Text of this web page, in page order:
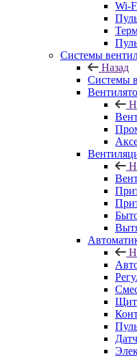
Wi-
Системы
Назад
Системы